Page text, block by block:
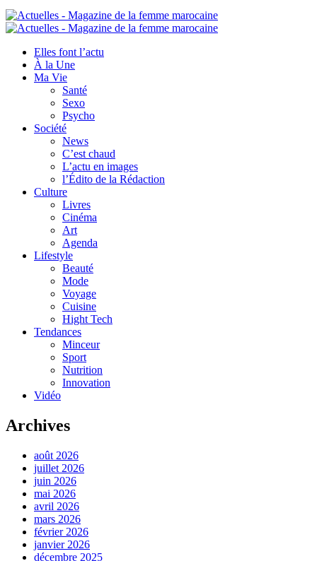
Elles font l’actu
À la Une
Ma Vie
Santé
Sexo
Psycho
Société
News
C’est chaud
L’actu en images
l’Édito de la Rédaction
Culture
Livres
Cinéma
Art
Agenda
Lifestyle
Beauté
Mode
Voyage
Cuisine
Hight Tech
Tendances
Minceur
Sport
Nutrition
Innovation
Vidéo
Archives
août 2026
juillet 2026
juin 2026
mai 2026
avril 2026
mars 2026
février 2026
janvier 2026
décembre 2025